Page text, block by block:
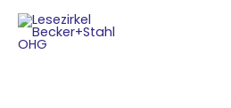
Zum
Inhalt
springen